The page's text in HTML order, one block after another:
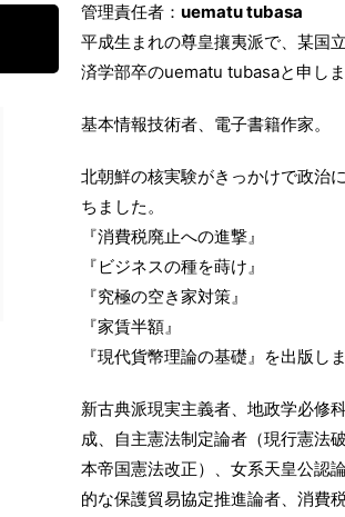
管理責任者： uematu tubasa
平成生まれの尊皇攘夷派で、某国
済学部卒のuematu tubasaと申しま
基本情報技術者、電子書籍作家。
北朝鮮の核実験がきっかけで政治
ちました。
『消費税廃止への進撃』
『ビジネスの種を蒔け』
『究極の空き家対策』
『家賃半額』
『現代貨幣理論の基礎』を出版しま
新古典派現実主義者、地政学必修
成、自主憲法制定論者（現行憲法
本帝国憲法改正）、女系天皇公認
的な保護貿易協定推進論者、消費